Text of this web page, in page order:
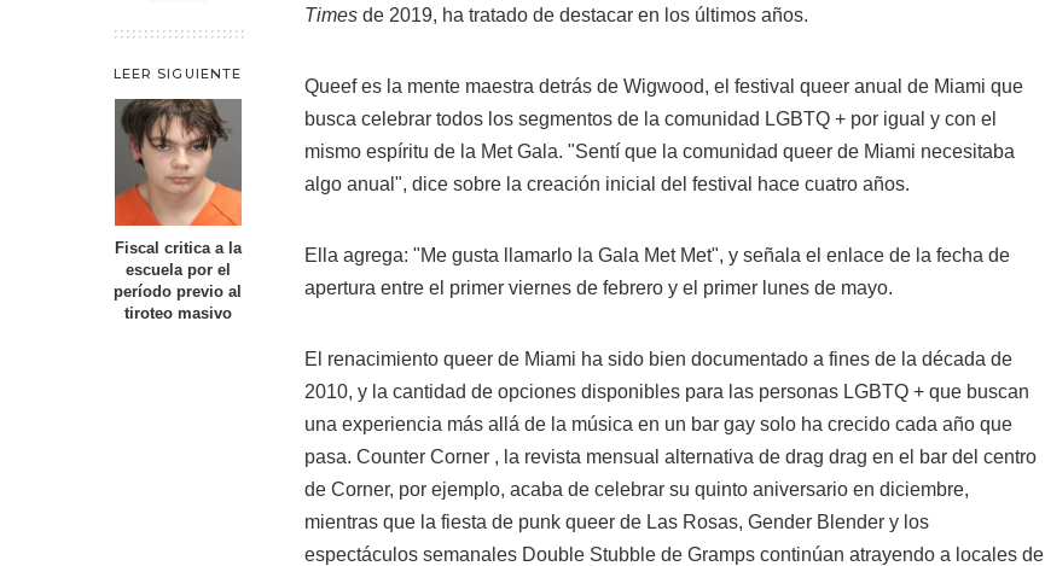
LEER SIGUIENTE
Fiscal critica a la
escuela por el
período previo al
tiroteo masivo
Times de 2019, ha tratado de destacar en los últimos años.
Queef es la mente maestra detrás de Wigwood, el festival queer anual de Miami que
busca celebrar todos los segmentos de la comunidad LGBTQ + por igual y con el
mismo espíritu de la Met Gala. "Sentí que la comunidad queer de Miami necesitaba
algo anual", dice sobre la creación inicial del festival hace cuatro años.
Ella agrega: "Me gusta llamarlo la Gala Met Met", y señala el enlace de la fecha de
apertura entre el primer viernes de febrero y el primer lunes de mayo.
El renacimiento queer de Miami ha sido bien documentado a fines de la década de
2010, y la cantidad de opciones disponibles para las personas LGBTQ + que buscan
una experiencia más allá de la música en un bar gay solo ha crecido cada año que
pasa. Counter Corner , la revista mensual alternativa de drag drag en el bar del centro
de Corner, por ejemplo, acaba de celebrar su quinto aniversario en diciembre,
mientras que la fiesta de punk queer de Las Rosas, Gender Blender y los
espectáculos semanales Double Stubble de Gramps continúan atrayendo a locales de